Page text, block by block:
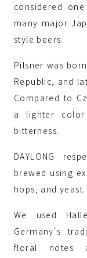
considered
many major
style beers.
Pilsner was
Republic, and
Compared to
a lighter color
bitterness.
DAYLONG
brewed using
hops, and yeast.
We used
Germany's
floral notes